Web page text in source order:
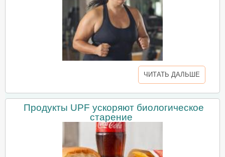
ЧИТАТЬ ДАЛЬШЕ
Продукты UPF ускоряют биологическое
старение